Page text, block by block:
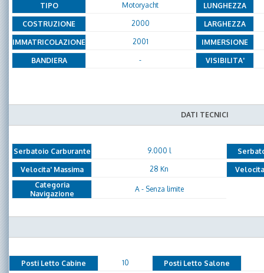
TIPO Motoryacht LUNGHEZZA
COSTRUZIONE 2000 LARGHEZZA
IMMATRICOLAZIONE 2001 IMMERSIONE
BANDIERA - VISIBILITA'
DATI TECNICI
Serbatoio Carburante 9.000 l
Velocita' Massima 28 Kn
Categoria
Navigazione
A - Senza limite
Posti Letto Cabine 10 Posti Letto Salone